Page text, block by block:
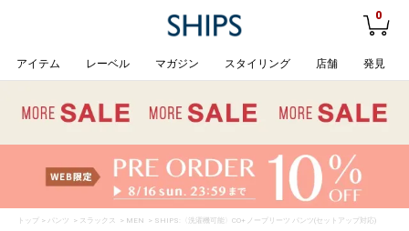
0
アイテム レーベル マガジン スタイリング 店舗 発見
トップ > パンツ > スラックス > MEN > SHIPS:〈洗濯機可能〉CO+ ノープリーツ パンツ(セットアップ対応)